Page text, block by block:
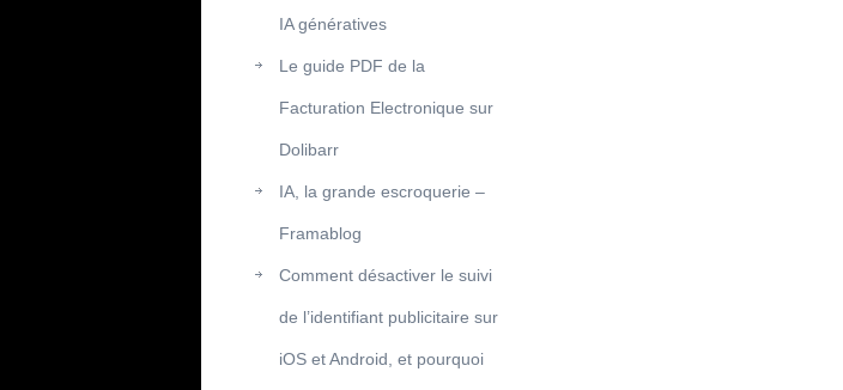
IA génératives
Le guide PDF de la
Facturation Electronique sur
Dolibarr
IA, la grande escroquerie –
Framablog
Comment désactiver le suivi
de l’identifiant publicitaire sur
iOS et Android, et pourquoi